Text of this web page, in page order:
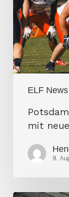
ELF News
mit
neuem
Quarterback
mit
9.